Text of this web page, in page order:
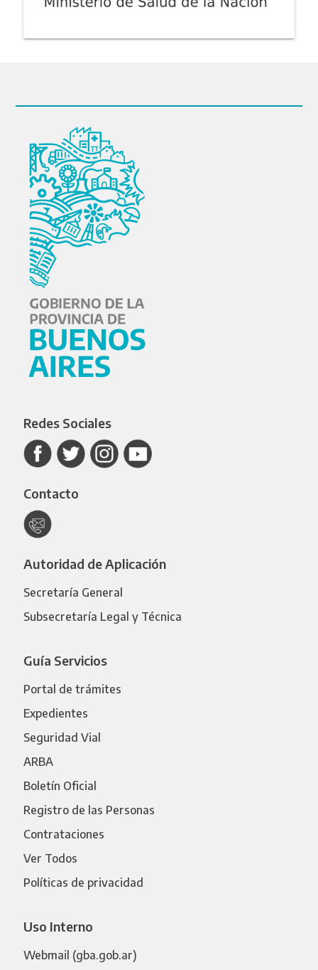
Redes Sociales
Contacto
Autoridad de Aplicación
Secretaría General
Subsecretaría Legal y Técnica
Guía Servicios
Portal de trámites
Expedientes
Seguridad Vial
ARBA
Boletín Oficial
Registro de las Personas
Contrataciones
Ver Todos
Políticas de privacidad
Uso Interno
Webmail (gba.gob.ar)